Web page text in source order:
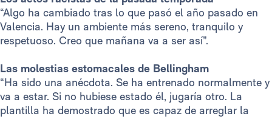
“Algo ha cambiado tras lo que pasó el año pasado en
Valencia. Hay un ambiente más sereno, tranquilo y
respetuoso. Creo que mañana va a ser así”.
Las molestias estomacales de Bellingham
“Ha sido una anécdota. Se ha entrenado normalmente y
va a estar. Si no hubiese estado él, jugaría otro. La
plantilla ha demostrado que es capaz de arreglar la